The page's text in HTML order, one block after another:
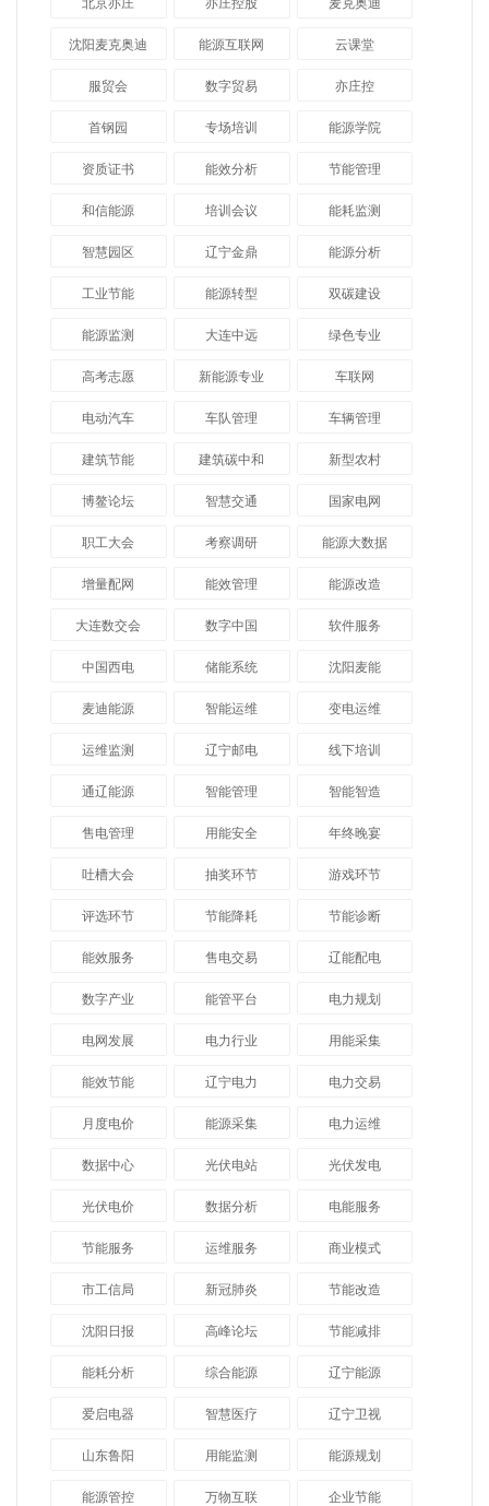
北京亦庄 亦庄控股 麦克奥迪
沈阳麦克奥迪 能源互联网 云课堂
服贸会 数字贸易 亦庄控
首钢园 专场培训 能源学院
资质证书 能效分析 节能管理
和信能源 培训会议 能耗监测
智慧园区 辽宁金鼎 能源分析
工业节能 能源转型 双碳建设
能源监测 大连中远 绿色专业
高考志愿 新能源专业 车联网
电动汽车 车队管理 车辆管理
建筑节能 建筑碳中和 新型农村
博鳌论坛 智慧交通 国家电网
职工大会 考察调研 能源大数据
增量配网 能效管理 能源改造
大连数交会 数字中国 软件服务
中国西电 储能系统 沈阳麦能
麦迪能源 智能运维 变电运维
运维监测 辽宁邮电 线下培训
通辽能源 智能管理 智能智造
售电管理 用能安全 年终晚宴
吐槽大会 抽奖环节 游戏环节
评选环节 节能降耗 节能诊断
能效服务 售电交易 辽能配电
数字产业 能管平台 电力规划
电网发展 电力行业 用能采集
能效节能 辽宁电力 电力交易
月度电价 能源采集 电力运维
数据中心 光伏电站 光伏发电
光伏电价 数据分析 电能服务
节能服务 运维服务 商业模式
市工信局 新冠肺炎 节能改造
沈阳日报 高峰论坛 节能减排
能耗分析 综合能源 辽宁能源
爱启电器 智慧医疗 辽宁卫视
山东鲁阳 用能监测 能源规划
能源管控 万物互联 企业节能